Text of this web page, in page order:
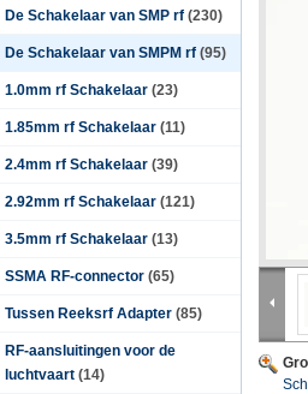
De Schakelaar van SMP rf (230)
De Schakelaar van SMPM rf (95)
1.0mm rf Schakelaar (23)
1.85mm rf Schakelaar (11)
2.4mm rf Schakelaar (39)
2.92mm rf Schakelaar (121)
3.5mm rf Schakelaar (13)
SSMA RF-connector (65)
Tussen Reeksrf Adapter (85)
RF-aansluitingen voor de
luchtvaart (14)